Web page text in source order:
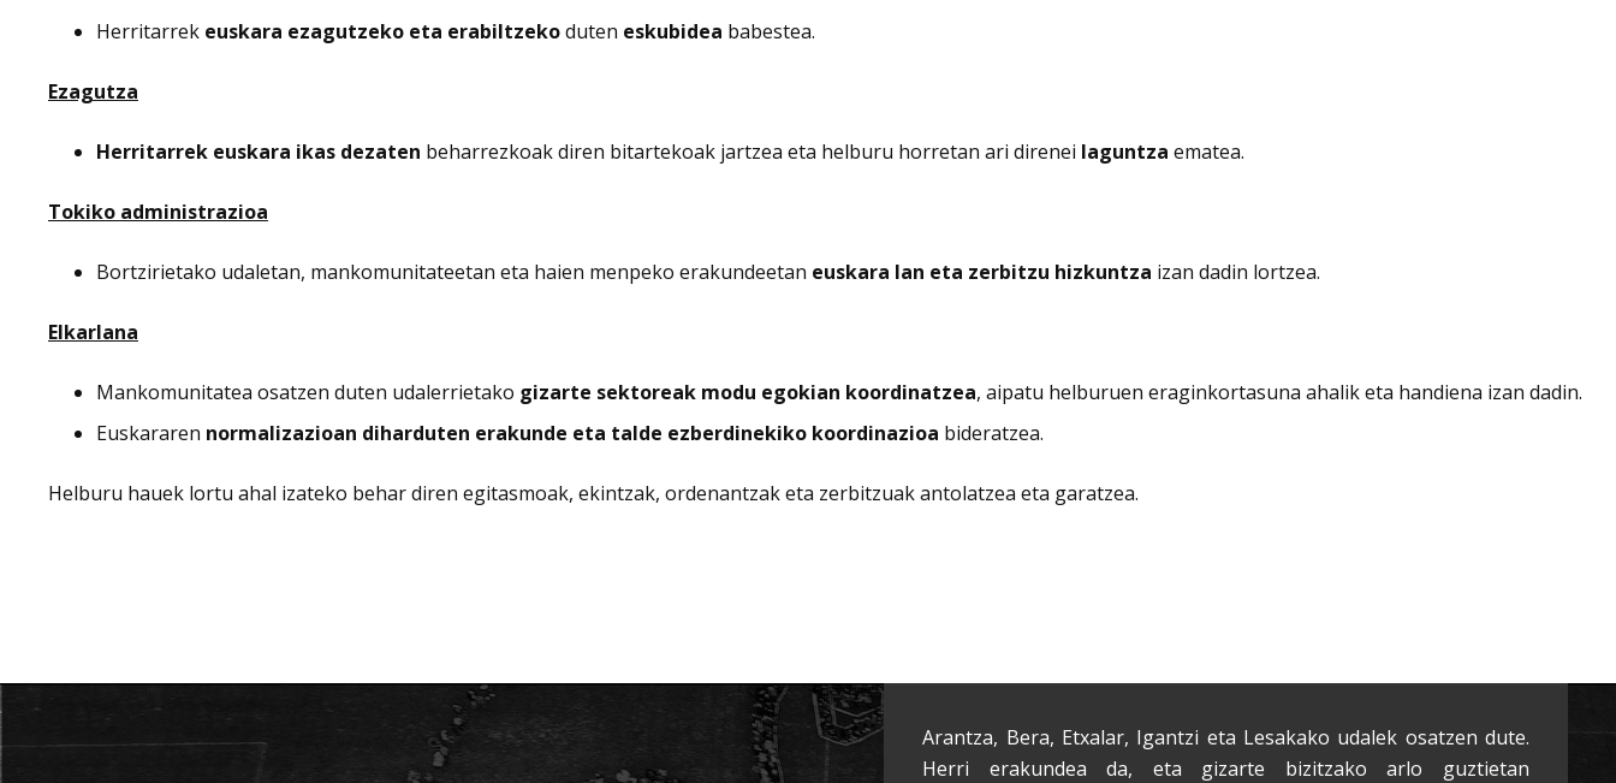
Herritarrek euskara ezagutzeko eta erabiltzekoduten eskubidea babestea.
Ezagutza
Herritarrek euskara ikas dezaten beharrezkoak diren bitartekoak jartzea eta helburu horretan ari direnei laguntza ematea.
Tokiko administrazioa
Bortzirietako udaletan, mankomunitateetan eta haien menpeko erakundeetan euskara lan eta zerbitzu hizkuntza izan dadin lortzea.
Elkarlana
Mankomunitatea osatzen duten udalerrietako gizarte sektoreak modu egokian koordinatzea, aipatu helburuen eraginkortasuna ahalik eta handiena izan dadin.
Euskararen normalizazioan diharduten erakunde eta talde ezberdinekiko koordinazioa bideratzea.
Helburu hauek lortu ahal izateko behar diren egitasmoak, ekintzak, ordenantzak eta zerbitzuak antolatzea eta garatzea.
Arantza, Bera, Etxalar, Igantzi eta Lesakako udalek osatzen dute.
Herri erakundea da, eta gizarte bizitzako arlo guztietan